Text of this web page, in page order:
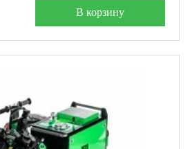
В корзину